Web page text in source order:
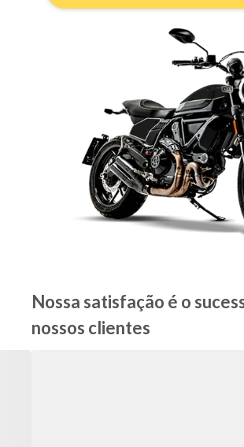
Nossa satisfação é o
nossos clientes